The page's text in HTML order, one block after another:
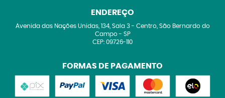
ENDEREÇO
Avenida das Nações Unidas, 134, Sala 3- Centro, São Bernardo do
Campo- SP
CEP: 09726-110
FORMAS DE PAGAMENTO